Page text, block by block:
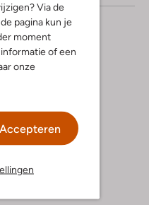
Via de
pagina kun je
moment
of een
onze
Accepteren
3/5
Textiel